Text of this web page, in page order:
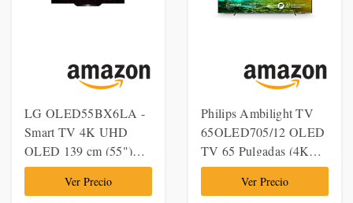
LG OLED55BX6LA -
Smart TV 4K UHD
OLED 139 cm (55")
con Inteligencia
Artificial, Procesador
Ver Precio
Philips Ambilight TV
65OLED705/12 OLED
TV 65 Pulgadas (4K
UHD, P5 Engine,
Dolby Vision∙Atmos,
Ver Precio